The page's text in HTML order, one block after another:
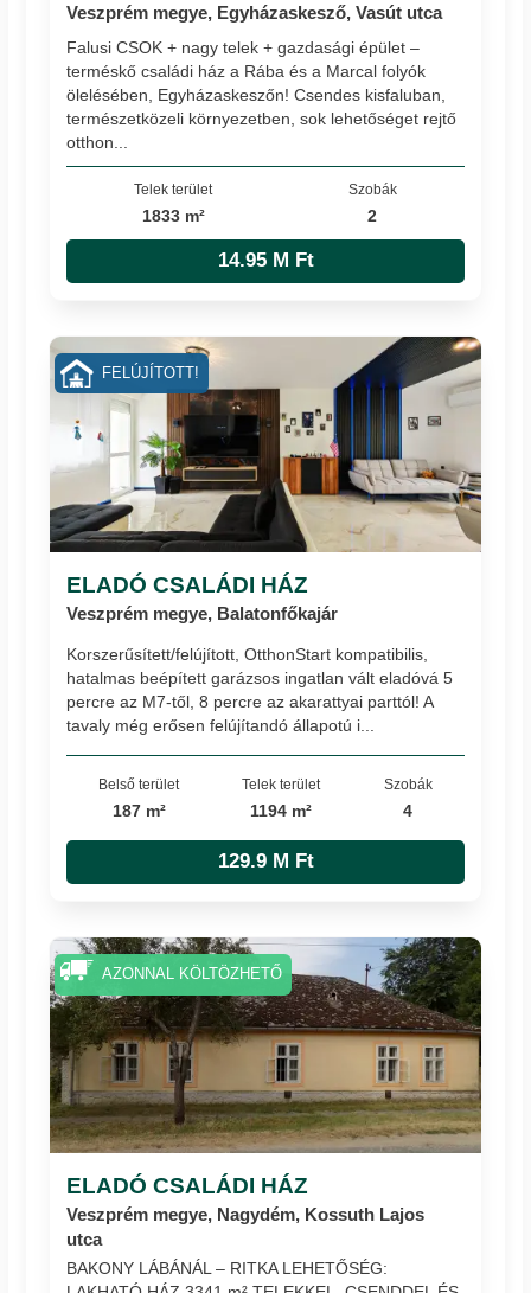
Veszprém megye, Egyházaskesző, Vasút utca
Falusi CSOK + nagy telek + gazdasági épület –
terméskő családi ház a Rába és a Marcal folyók
ölelésében, Egyházaskeszőn! Csendes kisfaluban,
természetközeli környezetben, sok lehetőséget rejtő
otthon...
Telek terület
1833 m²
Szobák
2
14.95 M Ft
ELADÓ CSALÁDI HÁZ
Veszprém megye, Balatonfőkajár
Korszerűsített/felújított, OtthonStart kompatibilis,
hatalmas beépített garázsos ingatlan vált eladóvá 5
percre az M7-től, 8 percre az akarattyai parttól! A
tavaly még erősen felújítandó állapotú i...
Belső terület
187 m²
Telek terület
1194 m²
Szobák
4
129.9 M Ft
FELÚJÍTOTT!
ELADÓ CSALÁDI HÁZ
Veszprém megye, Nagydém, Kossuth Lajos
utca
BAKONY LÁBÁNÁL – RITKA LEHETŐSÉG:
AZONNAL KÖLTÖZHETŐ